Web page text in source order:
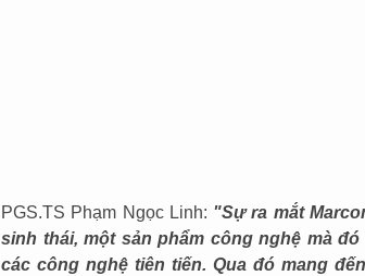
PGS.TS Phạm Ngọc Linh: "Sự ra mắt
sinh thái, một sản phẩm công nghệ mà
các công nghệ tiên tiến. Qua đó mang